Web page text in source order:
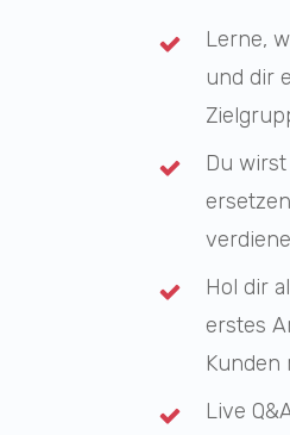
Lerne,
und dir
Du
Hol dir
erstes
Kunden
Live